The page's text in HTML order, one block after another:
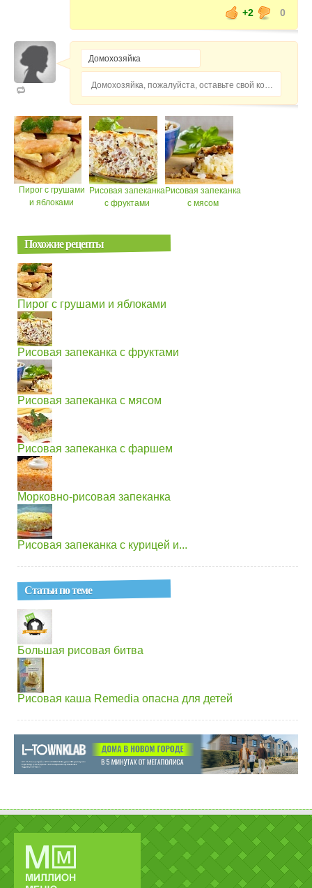
+2
0
Домохозяйка, пожалуйста, оставьте свой комментарий...
Пирог с грушами
и яблоками
Рисовая запеканка
с фруктами
Рисовая запеканка
с мясом
Похожие рецепты
Пирог с грушами и яблоками
Рисовая запеканка с фруктами
Рисовая запеканка с мясом
Рисовая запеканка с фаршем
Морковно-рисовая запеканка
Рисовая запеканка с курицей и...
Статьи по теме
Большая рисовая битва
Рисовая каша Remedia опасна для детей